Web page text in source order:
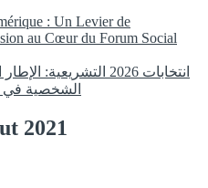
: Un Levier de
au Cœur du Forum Social
انتخابات 2026
الشخصية في
2021